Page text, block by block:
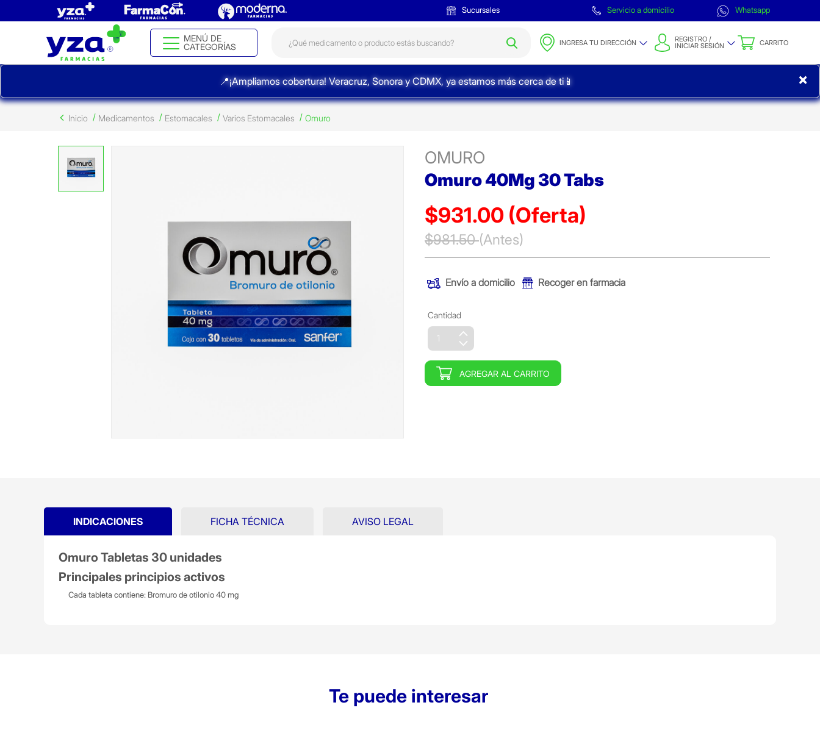
Sucursales Servicio a domicilio Whatsapp
MENÚ DE
CATEGORÍAS
INGRESA TU DIRECCIÓN REGISTRO /
INICIAR SESIÓN CARRITO
📍¡Ampliamos cobertura! Veracruz, Sonora y CDMX, ya estamos más cerca de ti📱 ×
Inicio Medicamentos Estomacales Varios Estomacales Omuro
OMURO
Omuro 40Mg 30 Tabs
$931.00 (Oferta)
Precio reducido de
$981.50(Antes)
Envío a domicilio Recoger en farmacia
Cantidad
AGREGAR AL CARRITO
INDICACIONES
Omuro Tabletas 30 unidades
Principales principios activos
Cada tableta contiene: Bromuro de otilonio 40 mg
FICHA TÉCNICA AVISO LEGAL
Te puede interesar